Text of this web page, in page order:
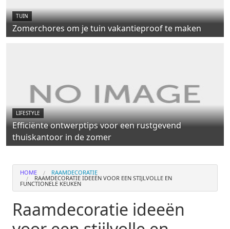
TUIN
Zomerchores om je tuin vakantieproof te maken
LIFESTYLE
Efficiënte ontwerptips voor een rustgevend
thuiskantoor in de zomer
HOME RAAMDECORATIE
RAAMDECORATIE IDEEËN VOOR EEN STIJLVOLLE EN
FUNCTIONELE KEUKEN
Raamdecoratie ideeën